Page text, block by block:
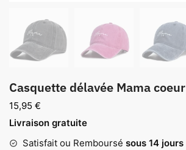
Casquette délavée Mama coeur
15,95 €
Livraison gratuite
Satisfait ou Remboursé sous 14 jours